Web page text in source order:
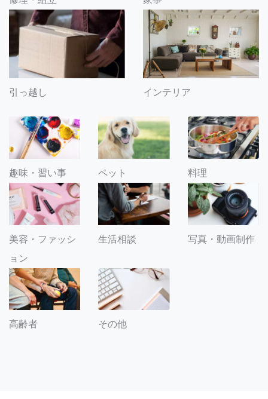
引っ越し インテリア
趣味・習い事 ペット 料理
美容・ファッシ
ョン
生活相談 写真・動画制作
高齢者 その他